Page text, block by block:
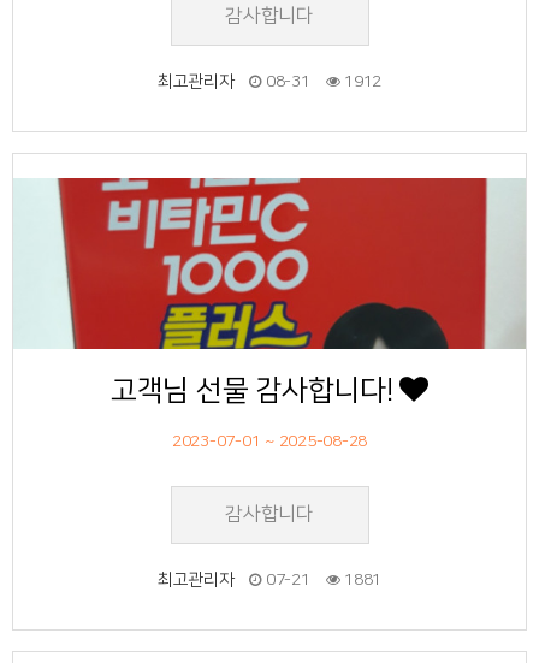
감사합니다
최고관리자 08-31 1912
49
고객님 선물 감사합니다!
2023-07-01 ~ 2025-08-28
감사합니다
작성자
최고관리자
작성일
07-21
조회
1881
48
작성자
작성일
조회